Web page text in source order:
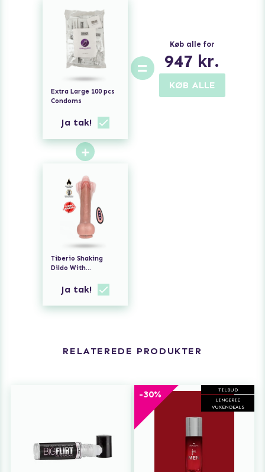
Extra Large 100 pcs
Condoms
Ja tak!
+
Tiberio Shaking
Dildo With
& Remote 22 cm
Ja tak!
=
Køb alle for
947 kr.
KØB ALLE
RELATEREDE PRODUKTER
TILBUD
LINGERIE
VUXENDEALS
-30%